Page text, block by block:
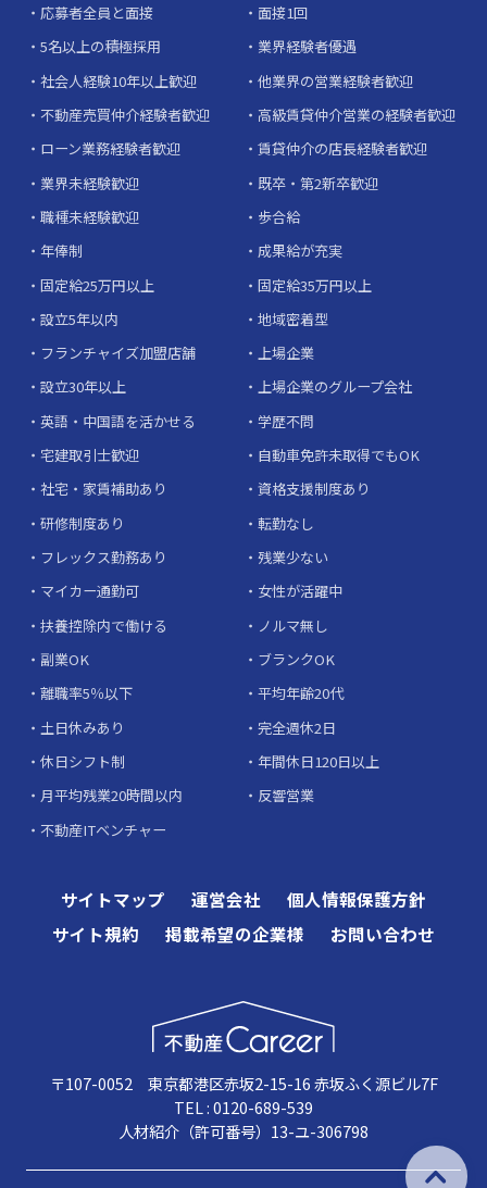
応募者全員と面接
面接1回
5名以上の積極採用
業界経験者優遇
社会人経験10年以上歓迎
他業界の営業経験者歓迎
不動産売買仲介経験者歓迎
高級賃貸仲介営業の経験者歓迎
ローン業務経験者歓迎
賃貸仲介の店長経験者歓迎
業界未経験歓迎
既卒・第2新卒歓迎
職種未経験歓迎
歩合給
年俸制
成果給が充実
固定給25万円以上
固定給35万円以上
設立5年以内
地域密着型
フランチャイズ加盟店舗
上場企業
設立30年以上
上場企業のグループ会社
英語・中国語を活かせる
学歴不問
宅建取引士歓迎
自動車免許未取得でもOK
社宅・家賃補助あり
資格支援制度あり
研修制度あり
転勤なし
フレックス勤務あり
残業少ない
マイカー通勤可
女性が活躍中
扶養控除内で働ける
ノルマ無し
副業OK
ブランクOK
離職率5％以下
平均年齢20代
土日休みあり
完全週休2日
休日シフト制
年間休日120日以上
月平均残業20時間以内
反響営業
不動産ITベンチャー
サイトマップ 運営会社
個人情報保護方針
サイト規約
掲載希望の企業様 お問い合わせ
〒107-0052 東京都港区赤坂2-15-16 赤坂ふく源ビル7F
TEL : 0120-689-539
人材紹介（許可番号）13-ユ-306798